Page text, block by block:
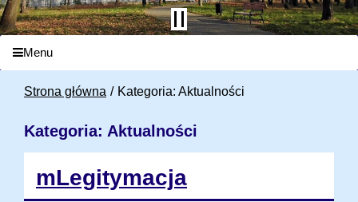
Menu
Strona główna Kategoria: Aktualności
Kategoria: Aktualności
mLegitymacja